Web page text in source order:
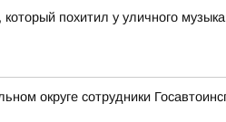
похитил у уличного
округе сотрудники